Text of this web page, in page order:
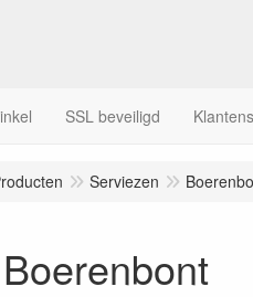
SSL beveiligd
Serviezen